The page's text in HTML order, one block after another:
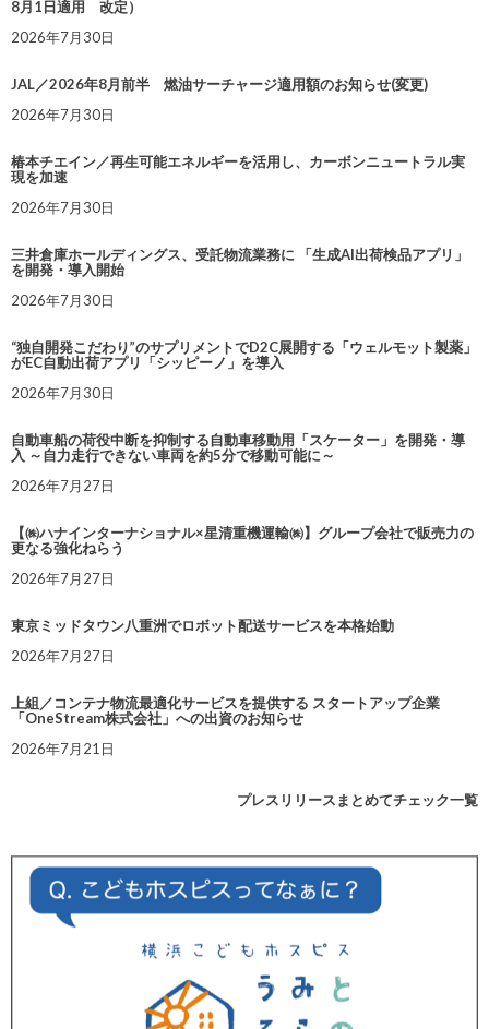
8月1日適用 改定）
2026年7月30日
JAL／2026年8月前半 燃油サーチャージ適用額のお知らせ(変更)
2026年7月30日
椿本チエイン／再生可能エネルギーを活用し、カーボンニュートラル実
現を加速
2026年7月30日
三井倉庫ホールディングス、受託物流業務に 「生成AI出荷検品アプリ」
を開発・導入開始
2026年7月30日
“独自開発こだわり”のサプリメントでD2C展開する「ウェルモット製薬」
がEC自動出荷アプリ「シッピーノ」を導入
2026年7月30日
自動車船の荷役中断を抑制する自動車移動用「スケーター」を開発・導
入 ～自力走行できない車両を約5分で移動可能に～
2026年7月27日
【㈱ハナインターナショナル×星清重機運輸㈱】グループ会社で販売力の
更なる強化ねらう
2026年7月27日
東京ミッドタウン八重洲でロボット配送サービスを本格始動
2026年7月27日
上組／コンテナ物流最適化サービスを提供する スタートアップ企業
「OneStream株式会社」への出資のお知らせ
2026年7月21日
プレスリリースまとめてチェック一覧